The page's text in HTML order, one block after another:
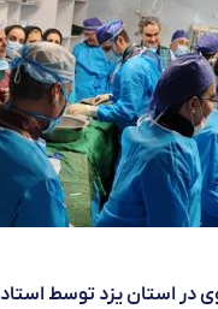
در استان یزد توسط استاد